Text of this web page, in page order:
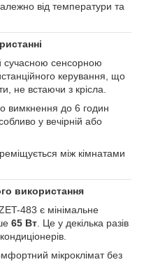
від температури та
сучасною сенсорною
керування, що
не встаючи з крісла.
вимкнення до 6 годин
у вечірній або
між кімнатами
використання
483 є мінімальне
65 Вт . Це у декілька разів
мікроклімат без